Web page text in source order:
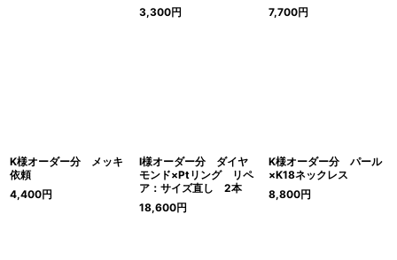
3,300円
7,700円
K様オーダー分 メッキ
依頼
4,400円
I様オーダー分 ダイヤ
モンド×Ptリング リペ
ア：サイズ直し 2本
18,600円
K様オーダー分 パール
×K18ネックレス
8,800円